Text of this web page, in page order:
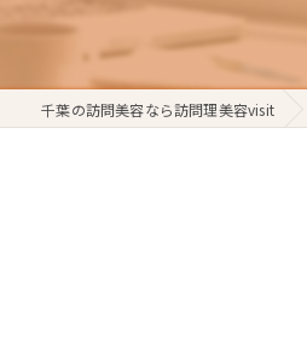
寝たきり
個人宅
千葉の訪問美容なら訪問理美容visit